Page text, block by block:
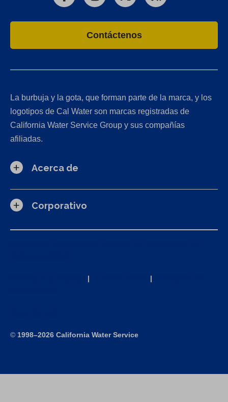
FacebookInstagram
X RSS
Contáctenos
La burbuja y la gota, que forman parte de la marca, y los
logotipos de Cal Water son marcas registradas de
California Water Service Group y sus compañías
afiliadas.
Acerca de
Corporativo
| |
© 1998–2026 California Water Service